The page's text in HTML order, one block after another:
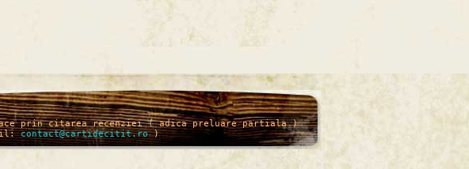
prin citarea recenziei ( adica preluare partiala )
contact@cartidecitit.ro)